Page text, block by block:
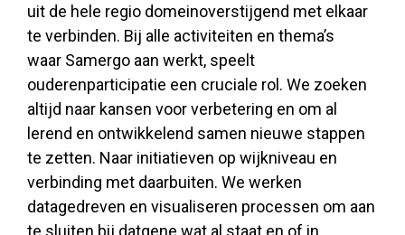
uit de hele regio domeinoverstijgend met elkaar
te verbinden. Bij alle activiteiten en thema’s
waar Samergo aan werkt, speelt
ouderenparticipatie een cruciale rol. We zoeken
altijd naar kansen voor verbetering en om al
lerend en ontwikkelend samen nieuwe stappen
te zetten. Naar initiatieven op wijkniveau en
verbinding met daarbuiten. We werken
datagedreven en visualiseren processen om aan
te sluiten bij datgene wat al staat en of in